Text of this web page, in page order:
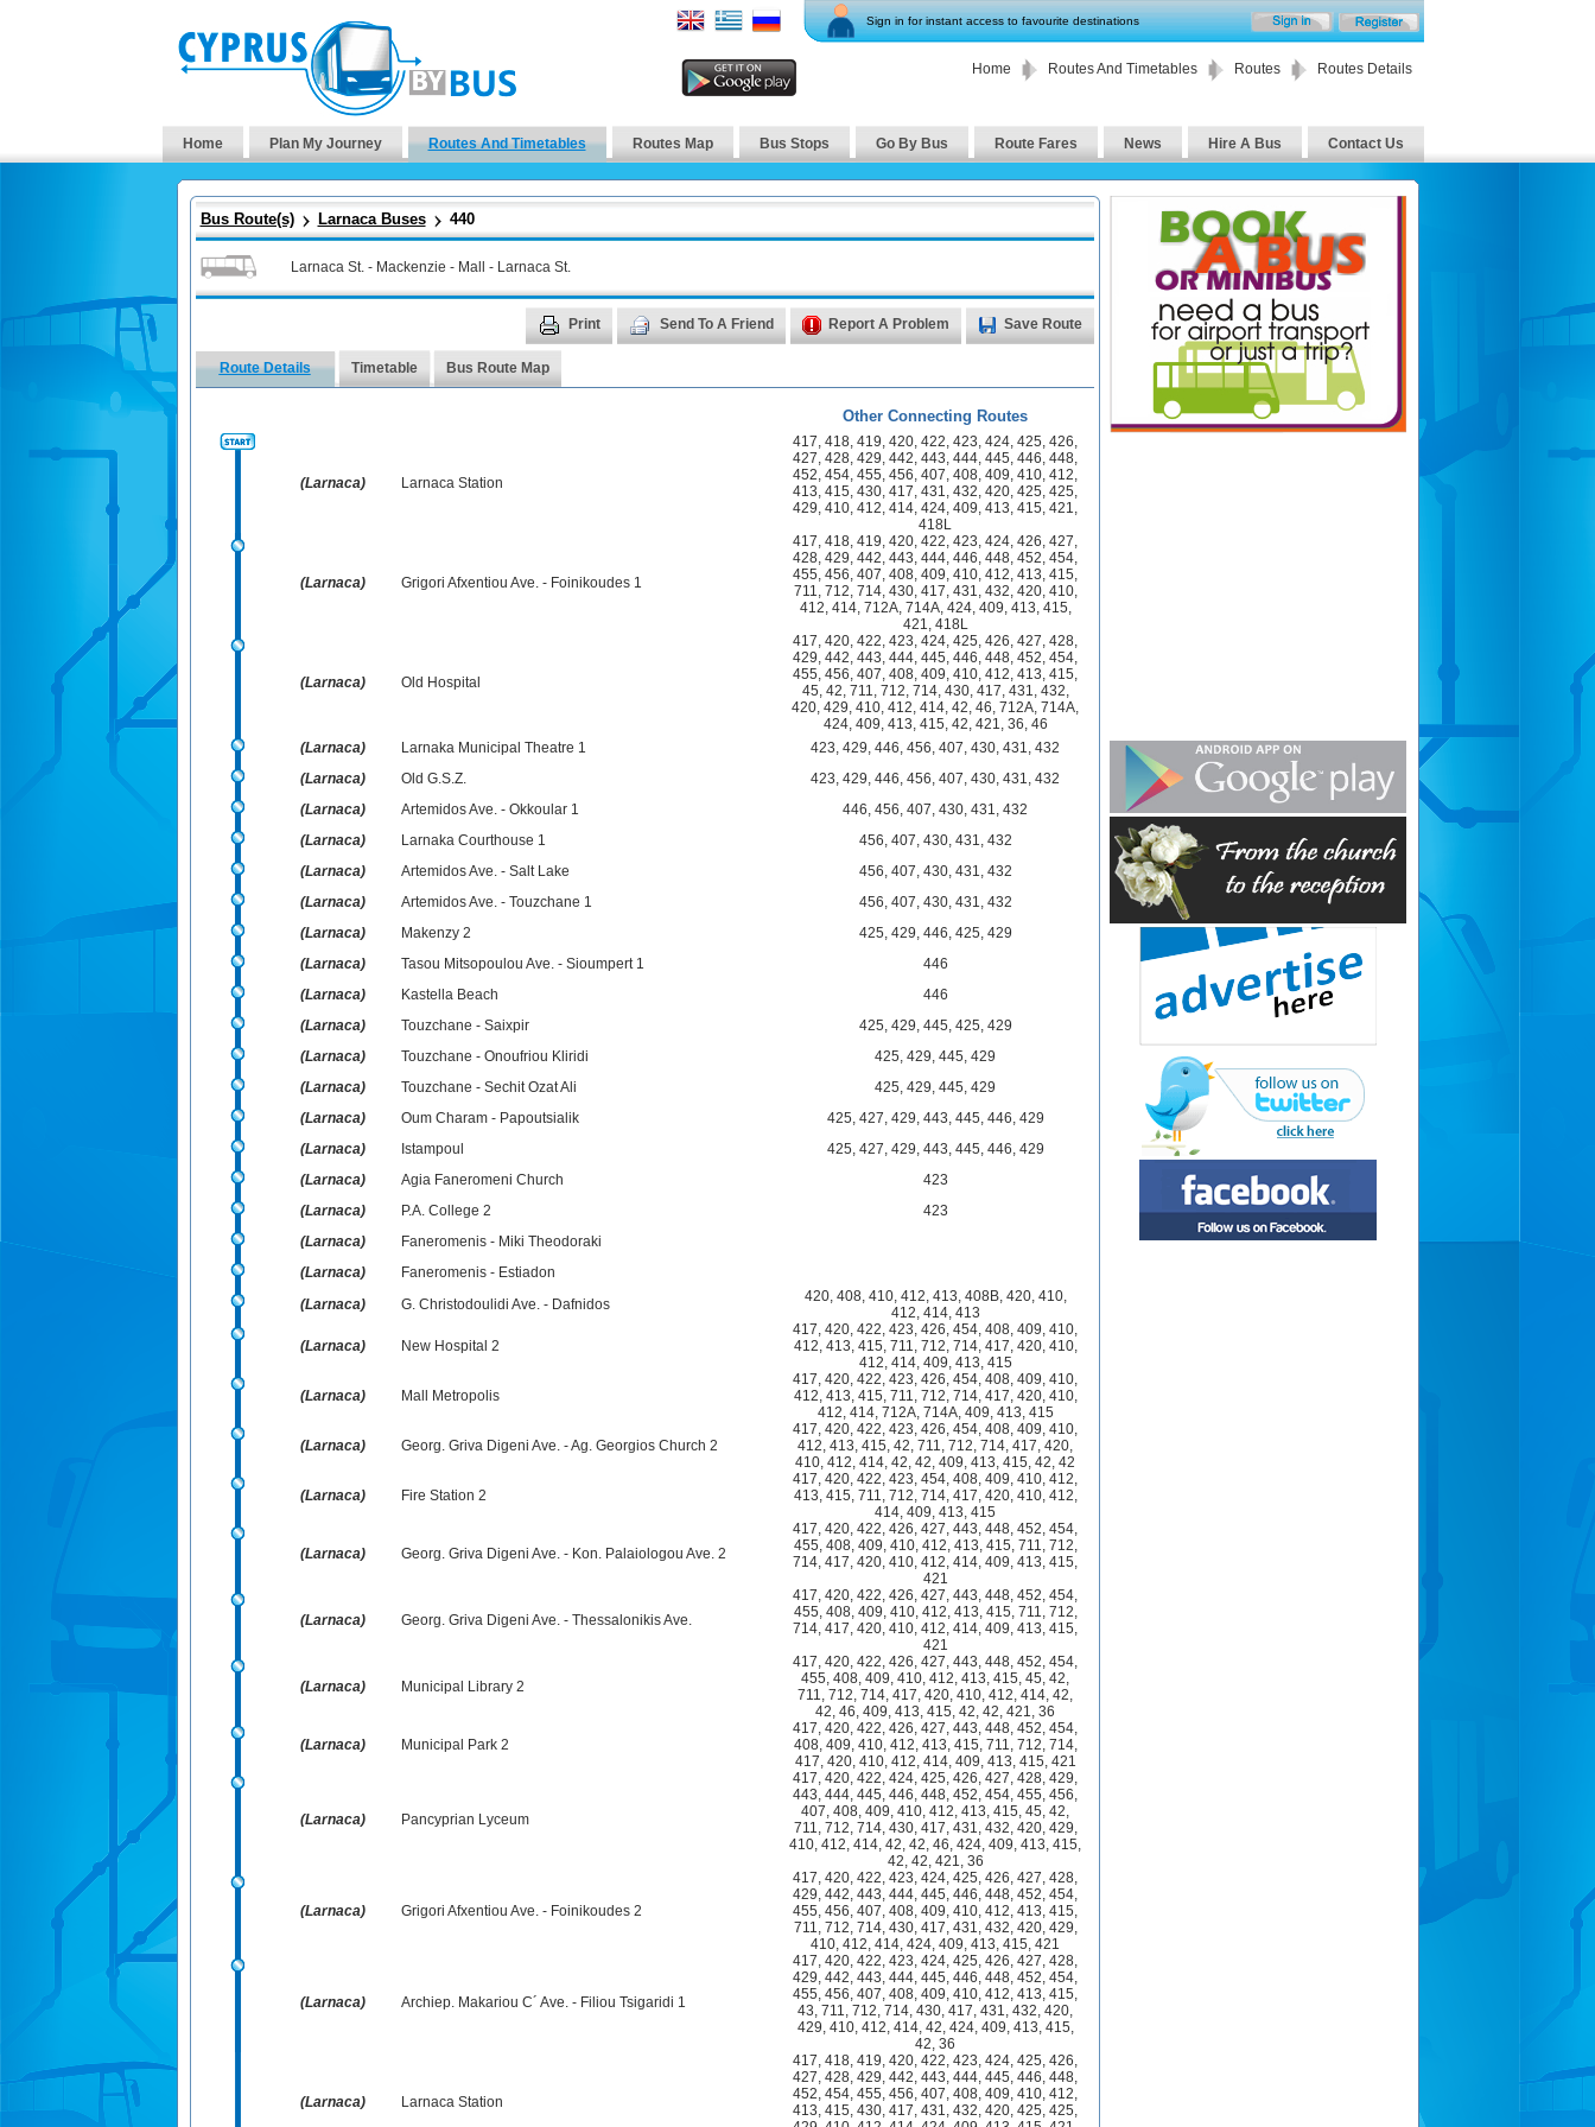
Sign in for instant access to favourite destinations
Home Routes And Timetables Routes Routes Details
Home Plan My Journey Routes And Timetables Routes Map Bus Stops Go By Bus Route Fares News Hire A Bus Contact Us
Bus Route(s) Larnaca Buses 440
Larnaca St. - Mackenzie - Mall - Larnaca St.
Print Send To A Friend Report A Problem Save Route
Route Details Timetable Bus Route Map
Other Connecting Routes
(Larnaca) Larnaca Station
417, 418, 419, 420, 422, 423, 424, 425, 426,
427, 428, 429, 442, 443, 444, 445, 446, 448,
452, 454, 455, 456, 407, 408, 409, 410, 412,
413, 415, 430, 417, 431, 432, 420, 425, 425,
429, 410, 412, 414, 424, 409, 413, 415, 421,
418L
(Larnaca) Grigori Afxentiou Ave. - Foinikoudes 1
417, 418, 419, 420, 422, 423, 424, 426, 427,
428, 429, 442, 443, 444, 446, 448, 452, 454,
455, 456, 407, 408, 409, 410, 412, 413, 415,
711, 712, 714, 430, 417, 431, 432, 420, 410,
412, 414, 712A, 714A, 424, 409, 413, 415,
421, 418L
(Larnaca) Old Hospital
417, 420, 422, 423, 424, 425, 426, 427, 428,
429, 442, 443, 444, 445, 446, 448, 452, 454,
455, 456, 407, 408, 409, 410, 412, 413, 415,
45, 42, 711, 712, 714, 430, 417, 431, 432,
420, 429, 410, 412, 414, 42, 46, 712A, 714A,
424, 409, 413, 415, 42, 421, 36, 46
(Larnaca)
Larnaka Municipal Theatre 1 423, 429, 446, 456, 407, 430, 431, 432
(Larnaca)
Old G.S.Z. 423, 429, 446, 456, 407, 430, 431, 432
(Larnaca)
Artemidos Ave. - Okkoular 1 446, 456, 407, 430, 431, 432
(Larnaca)
Larnaka Courthouse 1 456, 407, 430, 431, 432
(Larnaca)
Artemidos Ave. - Salt Lake 456, 407, 430, 431, 432
(Larnaca)
Artemidos Ave. - Touzchane 1 456, 407, 430, 431, 432
(Larnaca)
Makenzy 2 425, 429, 446, 425, 429
(Larnaca)
Tasou Mitsopoulou Ave. - Sioumpert 1
446
(Larnaca)
Kastella Beach
446
(Larnaca)
Touzchane - Saixpir 425, 429, 445, 425, 429
(Larnaca)
Touzchane - Onoufriou Kliridi 425, 429, 445, 429
(Larnaca)
Touzchane - Sechit Ozat Ali 425, 429, 445, 429
(Larnaca)
Oum Charam - Papoutsialik 425, 427, 429, 443, 445, 446, 429
(Larnaca)
Istampoul 425, 427, 429, 443, 445, 446, 429
(Larnaca)
Agia Faneromeni Church
423
(Larnaca)
P.A. College 2
423
(Larnaca)
Faneromenis - Miki Theodoraki
(Larnaca)
Faneromenis - Estiadon
(Larnaca)
G. Christodoulidi Ave. - Dafnidos 420, 408, 410, 412, 413, 408B, 420, 410,
412, 414, 413
(Larnaca)
New Hospital 2
417, 420, 422, 423, 426, 454, 408, 409, 410,
412, 413, 415, 711, 712, 714, 417, 420, 410,
412, 414, 409, 413, 415
(Larnaca)
Mall Metropolis
417, 420, 422, 423, 426, 454, 408, 409, 410,
412, 413, 415, 711, 712, 714, 417, 420, 410,
412, 414, 712A, 714A, 409, 413, 415
(Larnaca)
Georg. Griva Digeni Ave. - Ag. Georgios Church 2
417, 420, 422, 423, 426, 454, 408, 409, 410,
412, 413, 415, 42, 711, 712, 714, 417, 420,
410, 412, 414, 42, 42, 409, 413, 415, 42, 42
(Larnaca)
Fire Station 2
417, 420, 422, 423, 454, 408, 409, 410, 412,
413, 415, 711, 712, 714, 417, 420, 410, 412,
414, 409, 413, 415
(Larnaca) Georg. Griva Digeni Ave. - Kon. Palaiologou Ave. 2
417, 420, 422, 426, 427, 443, 448, 452, 454,
455, 408, 409, 410, 412, 413, 415, 711, 712,
714, 417, 420, 410, 412, 414, 409, 413, 415,
421
(Larnaca) Georg. Griva Digeni Ave. - Thessalonikis Ave.
417, 420, 422, 426, 427, 443, 448, 452, 454,
455, 408, 409, 410, 412, 413, 415, 711, 712,
714, 417, 420, 410, 412, 414, 409, 413, 415,
421
(Larnaca) Municipal Library 2
417, 420, 422, 426, 427, 443, 448, 452, 454,
455, 408, 409, 410, 412, 413, 415, 45, 42,
711, 712, 714, 417, 420, 410, 412, 414, 42,
42, 46, 409, 413, 415, 42, 42, 421, 36
(Larnaca)
Municipal Park 2
417, 420, 422, 426, 427, 443, 448, 452, 454,
408, 409, 410, 412, 413, 415, 711, 712, 714,
417, 420, 410, 412, 414, 409, 413, 415, 421
(Larnaca) Pancyprian Lyceum
417, 420, 422, 424, 425, 426, 427, 428, 429,
443, 444, 445, 446, 448, 452, 454, 455, 456,
407, 408, 409, 410, 412, 413, 415, 45, 42,
711, 712, 714, 430, 417, 431, 432, 420, 429,
410, 412, 414, 42, 42, 46, 424, 409, 413, 415,
42, 42, 421, 36
(Larnaca) Grigori Afxentiou Ave. - Foinikoudes 2
417, 420, 422, 423, 424, 425, 426, 427, 428,
429, 442, 443, 444, 445, 446, 448, 452, 454,
455, 456, 407, 408, 409, 410, 412, 413, 415,
711, 712, 714, 430, 417, 431, 432, 420, 429,
410, 412, 414, 424, 409, 413, 415, 421
(Larnaca) Archiep. Makariou C´ Ave. - Filiou Tsigaridi 1
417, 420, 422, 423, 424, 425, 426, 427, 428,
429, 442, 443, 444, 445, 446, 448, 452, 454,
455, 456, 407, 408, 409, 410, 412, 413, 415,
43, 711, 712, 714, 430, 417, 431, 432, 420,
429, 410, 412, 414, 42, 424, 409, 413, 415,
42, 36
(Larnaca) Larnaca Station
417, 418, 419, 420, 422, 423, 424, 425, 426,
427, 428, 429, 442, 443, 444, 445, 446, 448,
452, 454, 455, 456, 407, 408, 409, 410, 412,
413, 415, 430, 417, 431, 432, 420, 425, 425,